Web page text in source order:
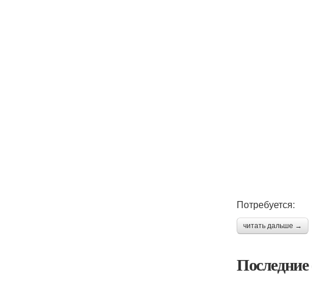
Потребуется:
читать дальше →
Последние